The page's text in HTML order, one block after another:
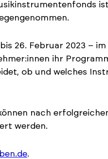
26. Februar 2023 – im
ihr
ob und welches
nach
werden.
.